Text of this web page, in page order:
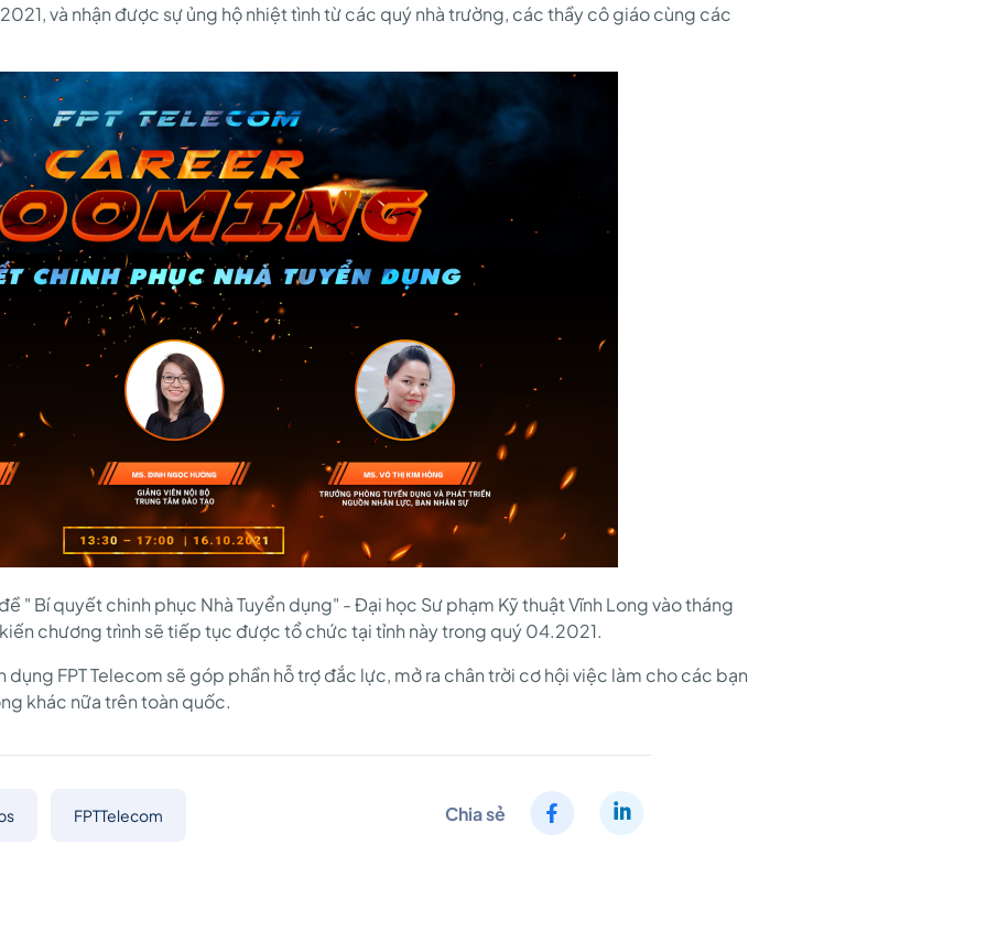
và nhận được sự ủng hộ nhiệt tình từ các quý nhà trường, các thầy cô giáo cùng các
" Bí quyết chinh phục Nhà Tuyển dụng" - Đại học Sư phạm Kỹ thuật Vĩnh Long vào tháng
chương trình sẽ tiếp tục được tổ chức tại tỉnh này trong quý 04.2021.
dụng FPT Telecom sẽ góp phần hỗ trợ đắc lực, mở ra chân trời cơ hội việc làm cho các bạn
khác nữa trên toàn quốc.
FPTTelecom Chia sẻ